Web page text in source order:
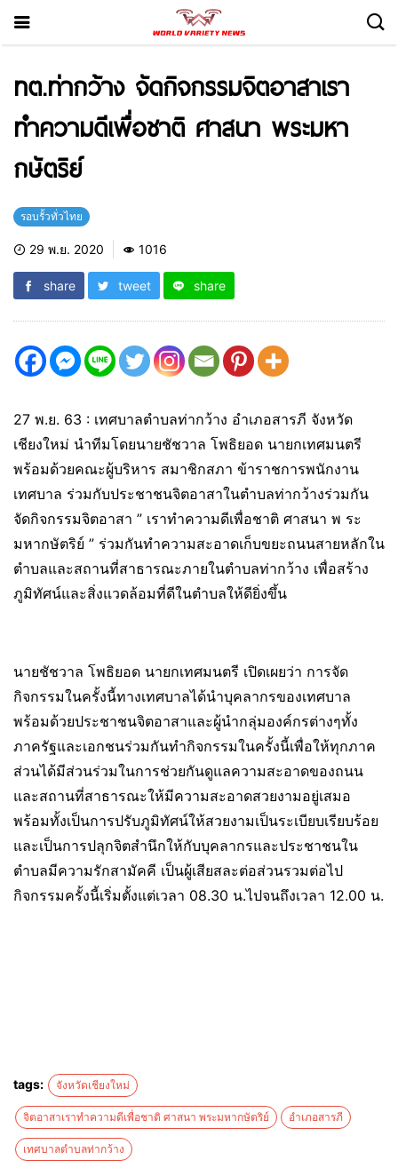
ทต.ท่ากว้าง จัดกิจกรรมจิตอาสาเรา
ทำความดีเพื่อชาติ ศาสนา พระมหา
กษัตริย์
รอบรั้วทั่วไทย
29 พ.ย. 2020 1016
share tweet share
27 พ.ย. 63 : เทศบาลตำบลท่ากว้าง อำเภอสารภี จังหวัด
เชียงใหม่ นำทีมโดยนายชัชวาล โพธิยอด นายกเทศมนตรี
พร้อมด้วยคณะผู้บริหาร สมาชิกสภา ข้าราชการพนักงาน
เทศบาล ร่วมกับประชาชนจิตอาสาในตำบลท่ากว้างร่วมกัน
จัดกิจกรรมจิตอาสา ” เราทำความดีเพื่อชาติ ศาสนา พ ระ
มหากษัตริย์ ” ร่วมกันทำความสะอาดเก็บขยะถนนสายหลักใน
ตำบลและสถานที่สาธารณะภายในตำบลท่ากว้าง เพื่อสร้าง
ภูมิทัศน์และสิ่งแวดล้อมที่ดีในตำบลให้ดียิ่งขึ้น
นายชัชวาล โพธิยอด นายกเทศมนตรี เปิดเผยว่า การจัด
กิจกรรมในครั้งนี้ทางเทศบาลได้นำบุคลากรของเทศบาล
พร้อมด้วยประชาชนจิตอาสาและผู้นำกลุ่มองค์กรต่างๆทั้ง
ภาครัฐและเอกชนร่วมกันทำกิจกรรมในครั้งนี้เพื่อให้ทุกภาค
ส่วนได้มีส่วนร่วมในการช่วยกันดูแลความสะอาดของถนน
และสถานที่สาธารณะให้มีความสะอาดสวยงามอยู่เสมอ
พร้อมทั้งเป็นการปรับภูมิทัศน์ให้สวยงามเป็นระเบียบเรียบร้อย
และเป็นการปลุกจิตสำนึกให้กับบุคลากรและประชาชนใน
ตำบลมีความรักสามัคคี เป็นผู้เสียสละต่อส่วนรวมต่อไป
กิจกรรมครั้งนี้เริ่มตั้งแต่เวลา 08.30 น.ไปจนถึงเวลา 12.00 น.
tags: จังหวัดเชียงใหม่
จิตอาสาเราทำความดีเพื่อชาติ ศาสนา พระมหากษัตริย์ อำเภอสารภี
เทศบาลตำบลท่ากว้าง